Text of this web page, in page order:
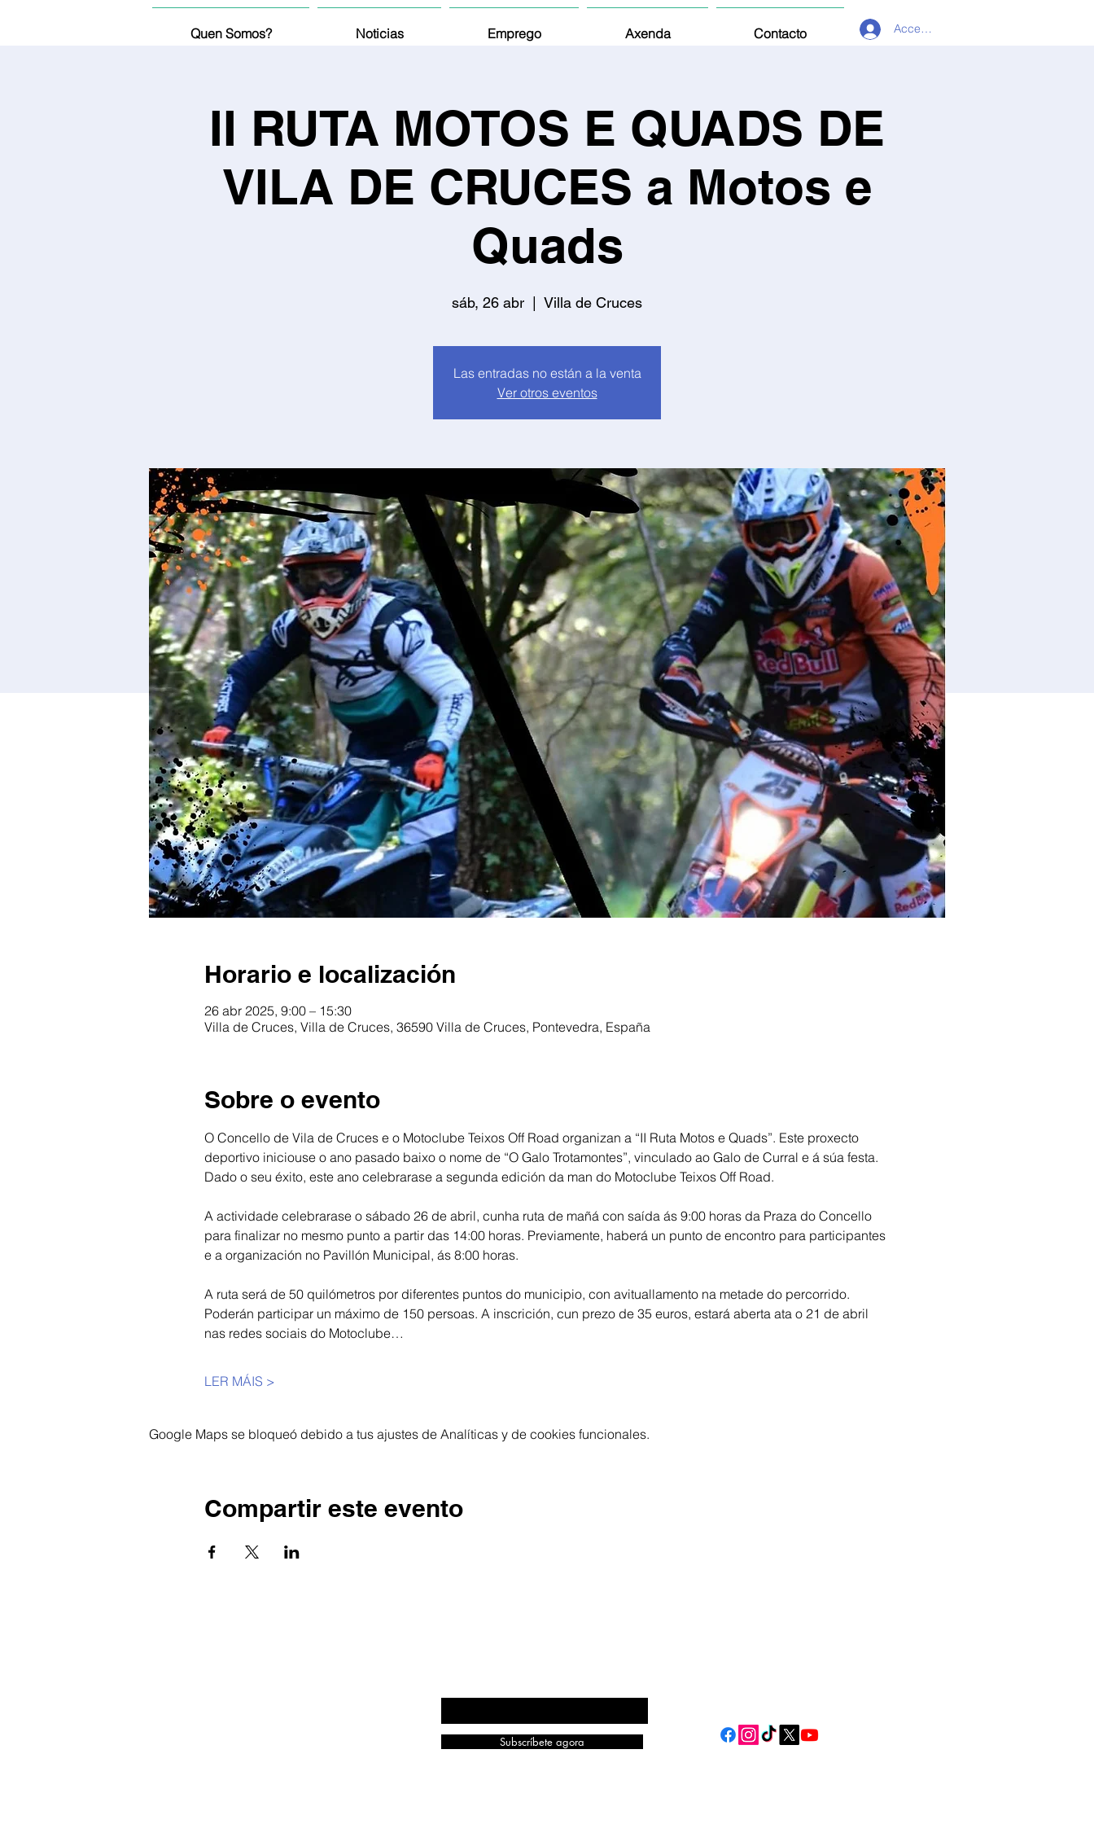
Quen Somos? Noticias Emprego Axenda Contacto Acceder
II RUTA MOTOS E QUADS DE
VILA DE CRUCES a Motos e
Quads
sáb, 26 abr Villa de Cruces
Las entradas no están a la venta
Ver otros eventos
Horario e localización
26 abr 2025, 9:00 – 15:30
Villa de Cruces, Villa de Cruces, 36590 Villa de Cruces, Pontevedra, España
Sobre o evento
O Concello de Vila de Cruces e o Motoclube Teixos Off Road organizan a “II Ruta Motos e Quads”. Este proxecto
deportivo iniciouse o ano pasado baixo o nome de “O Galo Trotamontes”, vinculado ao Galo de Curral e á súa festa.
Dado o seu éxito, este ano celebrarase a segunda edición da man do Motoclube Teixos Off Road.
A actividade celebrarase o sábado 26 de abril, cunha ruta de mañá con saída ás 9:00 horas da Praza do Concello
para finalizar no mesmo punto a partir das 14:00 horas. Previamente, haberá un punto de encontro para participantes
e a organización no Pavillón Municipal, ás 8:00 horas.
A ruta será de 50 quilómetros por diferentes puntos do municipio, con avituallamento na metade do percorrido.
Poderán participar un máximo de 150 persoas. A inscrición, cun prezo de 35 euros, estará aberta ata o 21 de abril
nas redes sociais do Motoclube…
LER MÁIS >
Google Maps se bloqueó debido a tus ajustes de Analíticas y de cookies funcionales.
Compartir este evento
Subscríbete agora